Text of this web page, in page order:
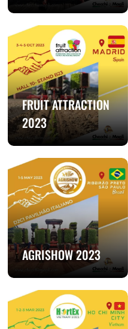
FRUIT ATTRACTION
2023
AGRISHOW 2023